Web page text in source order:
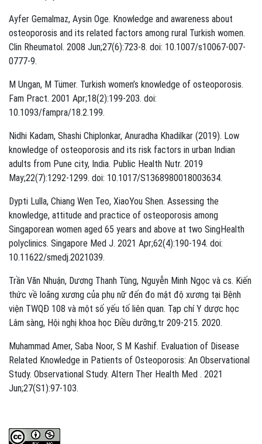
Ayfer Gemalmaz, Aysin Oge. Knowledge and awareness about
osteoporosis and its related factors among rural Turkish women.
Clin Rheumatol. 2008 Jun;27(6):723-8. doi: 10.1007/s10067-007-
0777-9.
M Ungan, M Tümer. Turkish women’s knowledge of osteoporosis.
Fam Pract. 2001 Apr;18(2):199-203. doi:
10.1093/fampra/18.2.199.
Nidhi Kadam, Shashi Chiplonkar, Anuradha Khadilkar (2019). Low
knowledge of osteoporosis and its risk factors in urban Indian
adults from Pune city, India. Public Health Nutr. 2019
May;22(7):1292-1299. doi: 10.1017/S1368980018003634.
Dypti Lulla, Chiang Wen Teo, XiaoYou Shen. Assessing the
knowledge, attitude and practice of osteoporosis among
Singaporean women aged 65 years and above at two SingHealth
polyclinics. Singapore Med J. 2021 Apr;62(4):190-194. doi:
10.11622/smedj.2021039.
Trần Văn Nhuận, Dương Thanh Tùng, Nguyễn Minh Ngọc và cs. Kiến
thức về loãng xương của phụ nữ đến đo mật độ xương tại Bệnh
viện TWQĐ 108 và một số yếu tố liên quan. Tạp chí Y dược học
Lâm sàng, Hội nghị khoa học Điều dưỡng,tr 209-215. 2020.
Muhammad Amer, Saba Noor, S M Kashif. Evaluation of Disease
Related Knowledge in Patients of Osteoporosis: An Observational
Study. Observational Study. Altern Ther Health Med . 2021
Jun;27(S1):97-103.